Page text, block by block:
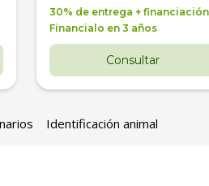
30% de entrega + financiación
Financialo en 3 años
Consultar
Identificación animal